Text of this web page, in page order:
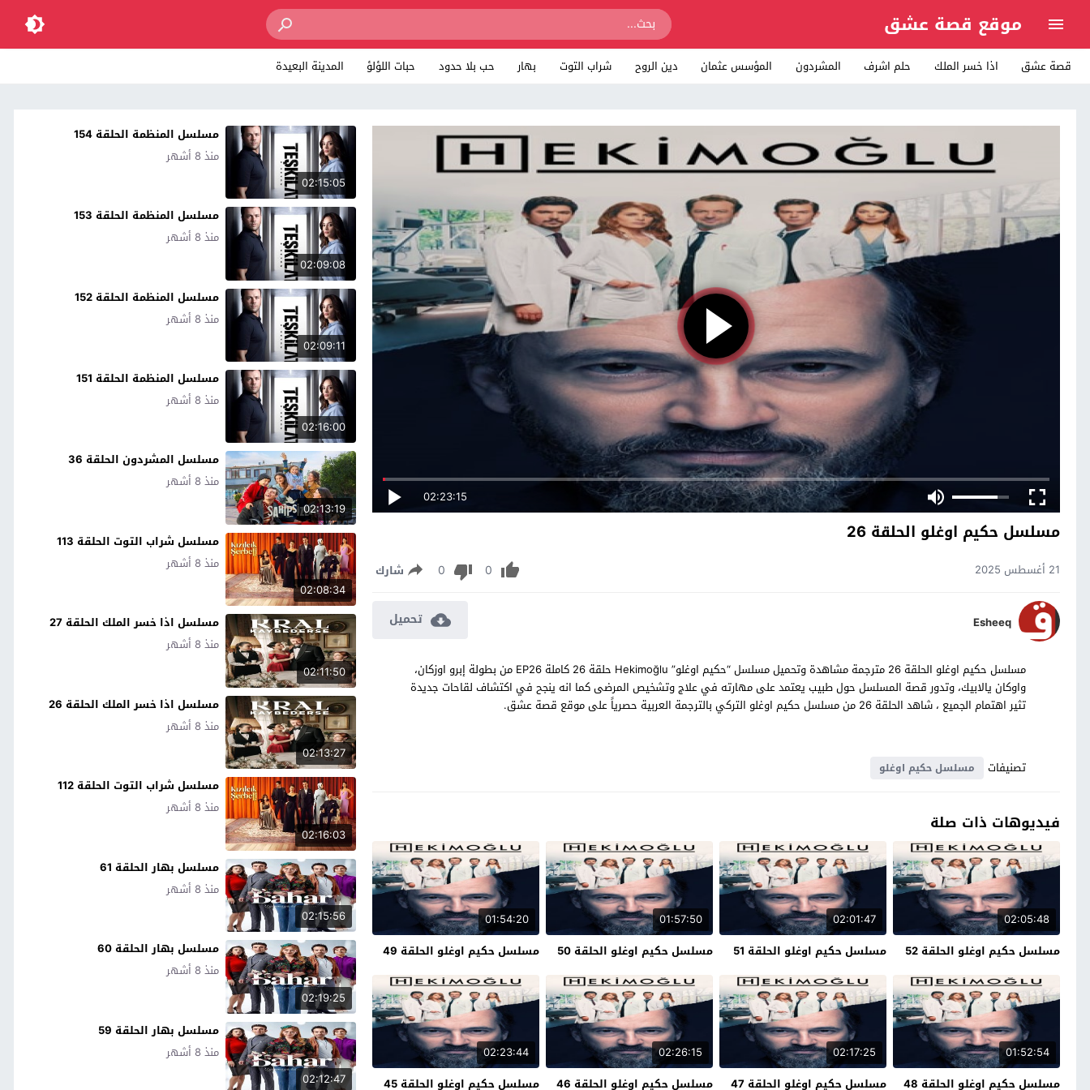
موقع قصة عشق
قصة عشق اذا خسر الملك حلم اشرف المشردون المؤسس عثمان دين الروح شراب التوت بهار حب بلا حدود حبات اللؤلؤ المدينة البعيدة
02:23:15
مسلسل حكيم اوغلو الحلقة 26
21 أغسطس 2025 0
0 شارك
Esheeq تحميل
مسلسل حكيم اوغلو الحلقة 26 مترجمة مشاهدة وتحميل مسلسل “حكيم اوغلو” Hekimoğlu حلقة 26 كاملة EP26 من بطولة إبرو اوزكان،
واوكان يالابيك، وتدور قصة المسلسل حول طبيب يعتمد على مهارته في علاج وتشخيص المرضى كما انه ينجح في اكتشاف لقاحات جديدة
تثير اهتمام الجميع ، شاهد الحلقة 26 من مسلسل حكيم اوغلو التركي بالترجمة العربية حصرياً على موقع قصة عشق.
تصنيفات مسلسل حكيم اوغلو
فيديوهات ذات صلة
02:05:48
مسلسل حكيم اوغلو الحلقة 52
02:01:47
مسلسل حكيم اوغلو الحلقة 51
01:57:50
مسلسل حكيم اوغلو الحلقة 50
01:54:20
مسلسل حكيم اوغلو الحلقة 49
01:52:54
مسلسل حكيم اوغلو الحلقة 48
02:17:25
مسلسل حكيم اوغلو الحلقة 47
02:26:15
مسلسل حكيم اوغلو الحلقة 46
02:23:44
مسلسل حكيم اوغلو الحلقة 45
02:15:05
مسلسل المنظمة الحلقة 154
منذ 8 أشهر
02:09:08
مسلسل المنظمة الحلقة 153
منذ 8 أشهر
02:09:11
مسلسل المنظمة الحلقة 152
منذ 8 أشهر
02:16:00
مسلسل المنظمة الحلقة 151
منذ 8 أشهر
02:13:19
مسلسل المشردون الحلقة 36
منذ 8 أشهر
02:08:34
مسلسل شراب التوت الحلقة 113
منذ 8 أشهر
02:11:50
مسلسل اذا خسر الملك الحلقة 27
منذ 8 أشهر
02:13:27
مسلسل اذا خسر الملك الحلقة 26
منذ 8 أشهر
02:16:03
مسلسل شراب التوت الحلقة 112
منذ 8 أشهر
02:15:56
مسلسل بهار الحلقة 61
منذ 8 أشهر
02:19:25
مسلسل بهار الحلقة 60
منذ 8 أشهر
02:12:47
مسلسل بهار الحلقة 59
منذ 8 أشهر